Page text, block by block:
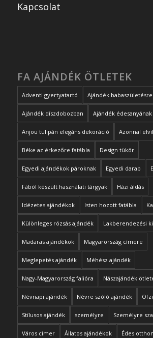
Kapcsolat
FA AJÁNDÉK ÖTLETEK
Adventi gyertyatartó Ajándék babaszületésre
Ajándék díszdobozban Ajándék édesanyának
Anjou tulipán elegáns dekoráció Azonnal
Béke az érkezőre fatábla Design tükör
Egyedi ajándékok pároknak Egyedi darab
Fából készült használati tárgyak Házi áldás
Idézetes ajándékok Isten hozott fatábla
Különleges rózsás ajándék Lakberendezési
Madaras ajándékok Magyarország címere
Meglepetés ajándék Méhész ajándék
Nagy-Magyarország falióra Nászajándék
Névnapi ajándék Névre szóló ajándék
Stílusos ajándék személyre Személyre
Város címer Állatos ajándékok Édes otthon